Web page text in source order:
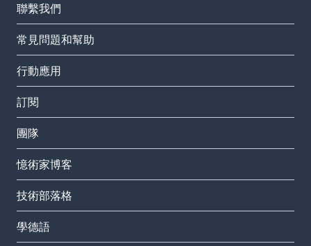
聯繫我們
常見問題和幫助
行動應用
訂閱
團隊
憶術家博客
技術部落格
學德語